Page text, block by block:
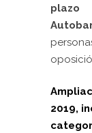
2019,